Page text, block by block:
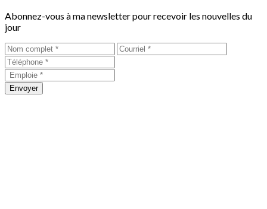
Abonnez-vous à ma newsletter pour recevoir les nouvelles du
jour
Envoyer